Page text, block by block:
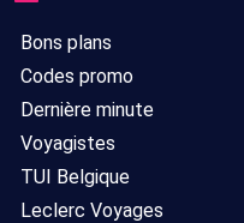
Bons plans
Codes promo
Dernière minute
Voyagistes
TUI Belgique
Leclerc Voyages